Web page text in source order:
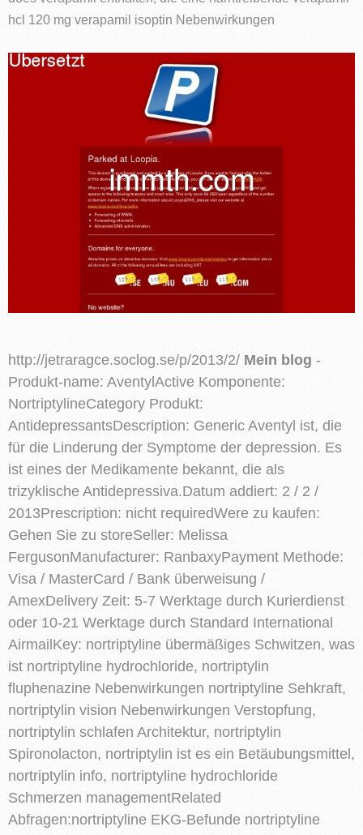
hcl 120 mg verapamil isoptin Nebenwirkungen
http://jetraragce.soclog.se/p/2013/2/ Mein blog -
Produkt-name: AventylActive Komponente:
NortriptylineCategory Produkt:
AntidepressantsDescription: Generic Aventyl ist, die
für die Linderung der Symptome der depression. Es
ist eines der Medikamente bekannt, die als
trizyklische Antidepressiva.Datum addiert: 2 / 2 /
2013Prescription: nicht requiredWere zu kaufen:
Gehen Sie zu storeSeller: Melissa
FergusonManufacturer: RanbaxyPayment Methode:
Visa / MasterCard / Bank überweisung /
AmexDelivery Zeit: 5-7 Werktage durch Kurierdienst
oder 10-21 Werktage durch Standard International
AirmailKey: nortriptyline übermäßiges Schwitzen, was
ist nortriptyline hydrochloride, nortriptylin
fluphenazine Nebenwirkungen nortriptyline Sehkraft,
nortriptylin vision Nebenwirkungen Verstopfung,
nortriptylin schlafen Architektur, nortriptylin
Spironolacton, nortriptylin ist es ein Betäubungsmittel,
nortriptylin info, nortriptyline hydrochloride
Schmerzen managementRelated
Abfragen:nortriptyline EKG-Befunde nortriptyline